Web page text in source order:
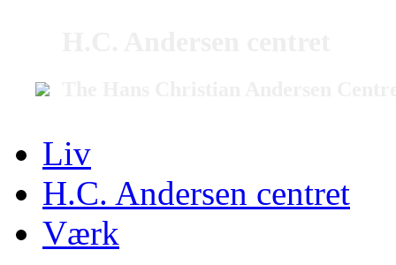
Liv
H.C. Andersen centret
Værk